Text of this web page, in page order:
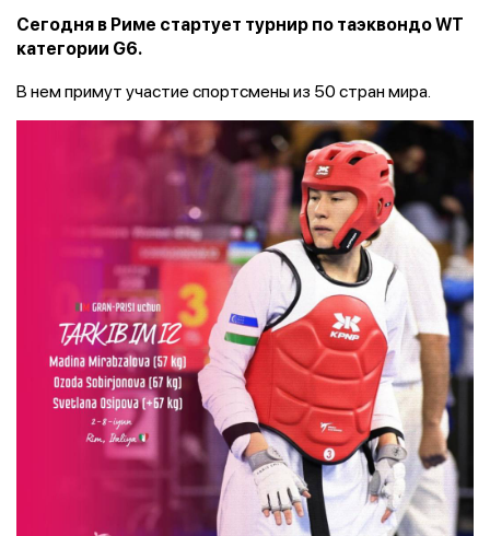
Сегодня в Риме стартует турнир по таэквондо WТ
категории G6.
В нем примут участие спортсмены из 50 стран мира.